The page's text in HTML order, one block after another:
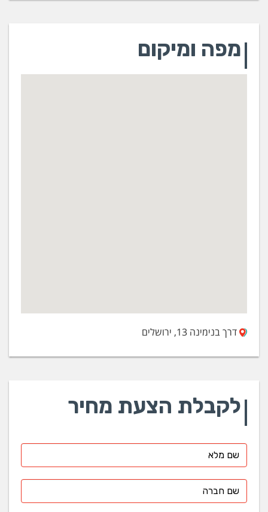
מפה ומיקום
דרך בנימינה 13, ירושלים
לקבלת הצעת מחיר